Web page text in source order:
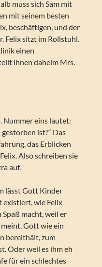
muss sich Sam mit
mit seinem besten
beschäftigen, und der
Felix sitzt im Rollstuhl.
einen
ihnen daheim Mrs.
Nummer eins lautet:
ist?“ Das
das Erblicken
Also schreiben sie
auf.
lässt Gott Kinder
existiert, wie Felix
macht, weil er
meint, Gott wie ein
bereithält, zum
Oder weil es ihm eh
für ein schlechtes